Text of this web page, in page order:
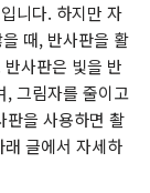
니다. 하지만 자
때, 반사판을 활
사판은 빛을 반
, 그림자를 줄이고
판을 사용하면 촬
글에서 자세하